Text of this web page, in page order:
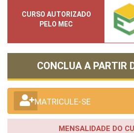
CURSO AUTORIZADO
PELO MEC
CONCLUA A PARTIR
MATRICULE-SE
MENSALIDADE DO